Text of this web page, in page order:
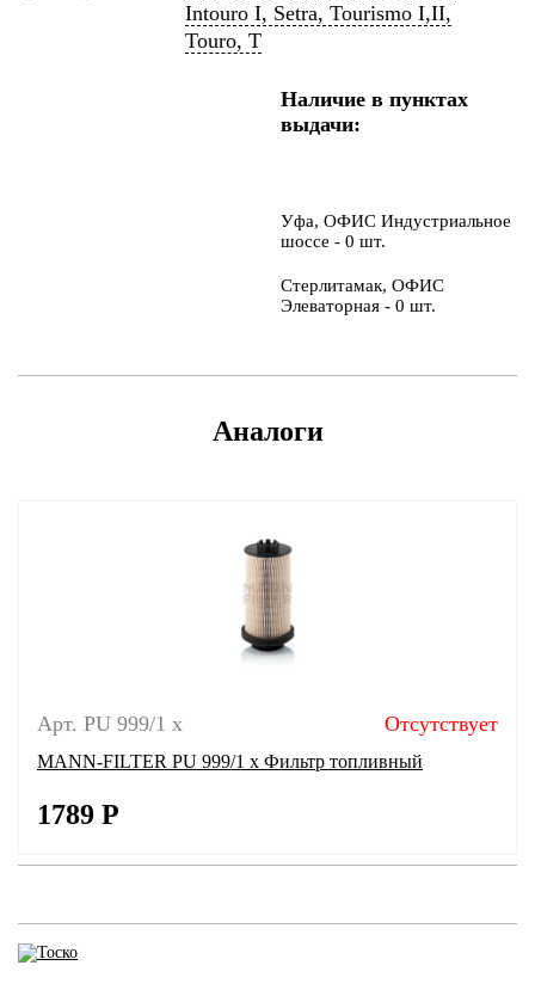
Intouro I, Setra, Tourismo I,II,
Touro, T
Наличие в пунктах
выдачи:
Уфа, ОФИС Индустриальное
шоссе - 0 шт.
Стерлитамак, ОФИС
Элеваторная - 0 шт.
Аналоги
Арт. PU 999/1 x Отсутствует
MANN-FILTER PU 999/1 x Фильтр топливный
1789 Р